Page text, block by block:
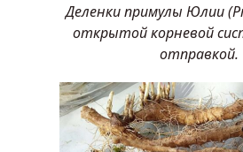
Деленки примулы Юлии
открытой корневой
отправкой.